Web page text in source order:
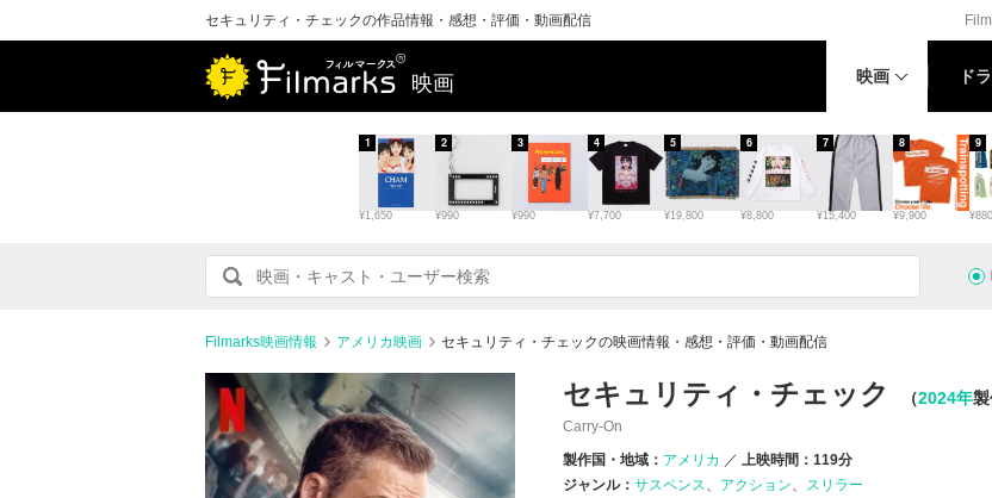
セキュリティ・チェックの作品情報・感想・評価・動画配信
映画 映画 ド
¥1,650
1
¥990
2
¥990
3
¥7,700
4
¥19,800
5
¥8,800
6
¥15,400
7
¥9,900
8
¥880
9
Filmarks映画情報 アメリカ映画 セキュリティ・チェックの映画情報・感想・評価・動画配信
セキュリティ・チェック （2024年製
Carry-On
製作国・地域： アメリカ
上映時間：119分
ジャンル： サスペンス アクション スリラー